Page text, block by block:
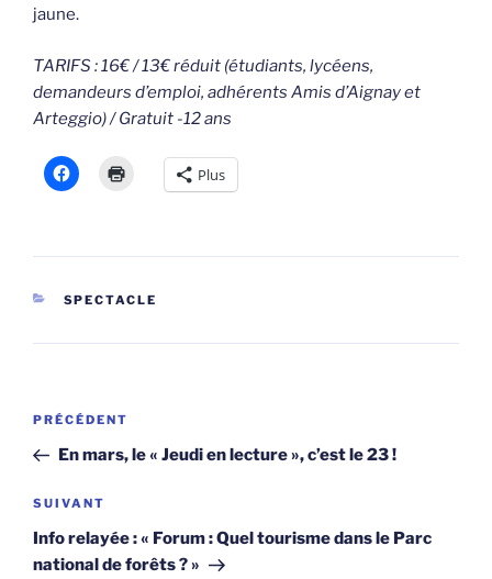
jaune.
TARIFS : 16€ / 13€ réduit (étudiants, lycéens,
demandeurs d’emploi, adhérents Amis d’Aignay et
Arteggio) / Gratuit -12 ans
Plus
CATÉGORIES
SPECTACLE
Navigation
l’article
Article
précédent
PRÉCÉDENT
En mars, le « Jeudi en lecture », c’est le 23 !
Article
suivant
SUIVANT
Info relayée : « Forum : Quel tourisme dans le Parc
national de forêts ? »